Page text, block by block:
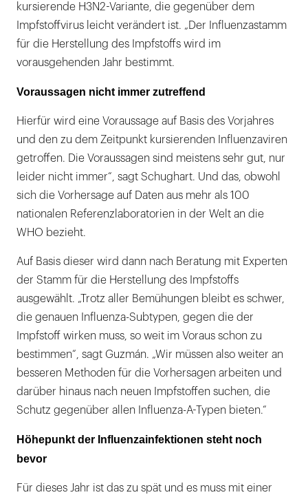
kursierende H3N2-Variante, die gegenüber dem
Impfstoffvirus leicht verändert ist. „Der Influenzastamm
für die Herstellung des Impfstoffs wird im
vorausgehenden Jahr bestimmt.
Voraussagen nicht immer zutreffend
Hierfür wird eine Voraussage auf Basis des Vorjahres
und den zu dem Zeitpunkt kursierenden Influenzaviren
getroffen. Die Voraussagen sind meistens sehr gut, nur
leider nicht immer“, sagt Schughart. Und das, obwohl
sich die Vorhersage auf Daten aus mehr als 100
nationalen Referenzlaboratorien in der Welt an die
WHO bezieht.
Auf Basis dieser wird dann nach Beratung mit Experten
der Stamm für die Herstellung des Impfstoffs
ausgewählt. „Trotz aller Bemühungen bleibt es schwer,
die genauen Influenza-Subtypen, gegen die der
Impfstoff wirken muss, so weit im Voraus schon zu
bestimmen“, sagt Guzmán. „Wir müssen also weiter an
besseren Methoden für die Vorhersagen arbeiten und
darüber hinaus nach neuen Impfstoffen suchen, die
Schutz gegenüber allen Influenza-A-Typen bieten.“
Höhepunkt der Influenzainfektionen steht noch
bevor
Für dieses Jahr ist das zu spät und es muss mit einer